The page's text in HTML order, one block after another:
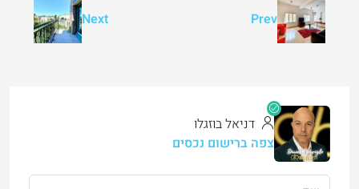
Prev
Next
דניאל בוזגלו
צפה ברישום נכסים